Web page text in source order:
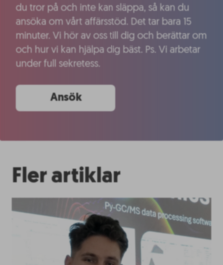
du tror på och inte kan släppa, så kan du
ansöka om vårt affärsstöd. Det tar bara 15
minuter. Vi hör av oss till dig och berättar om
och hur vi kan hjälpa dig bäst. Ps. Vi arbetar
under full sekretess.
Ansök
Fler artiklar